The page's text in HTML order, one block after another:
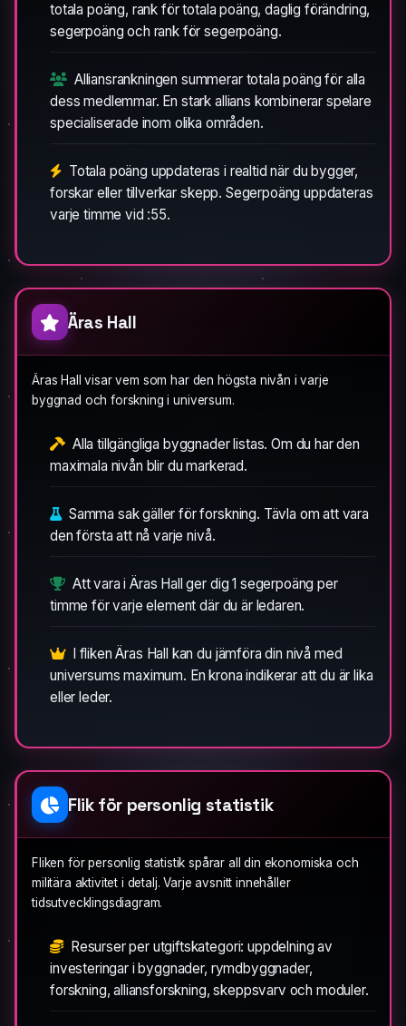
totala poäng, rank för totala poäng, daglig förändring,
segerpoäng och rank för segerpoäng.
Alliansrankningen summerar totala poäng för alla
dess medlemmar. En stark allians kombinerar spelare
specialiserade inom olika områden.
Totala poäng uppdateras i realtid när du bygger,
forskar eller tillverkar skepp. Segerpoäng uppdateras
varje timme vid :55.
Äras Hall
Äras Hall visar vem som har den högsta nivån i varje
byggnad och forskning i universum.
Alla tillgängliga byggnader listas. Om du har den
maximala nivån blir du markerad.
Samma sak gäller för forskning. Tävla om att vara
den första att nå varje nivå.
Att vara i Äras Hall ger dig 1 segerpoäng per
timme för varje element där du är ledaren.
I fliken Äras Hall kan du jämföra din nivå med
universums maximum. En krona indikerar att du är lika
eller leder.
Flik för personlig statistik
Fliken för personlig statistik spårar all din ekonomiska och
militära aktivitet i detalj. Varje avsnitt innehåller
tidsutvecklingsdiagram.
Resurser per utgiftskategori: uppdelning av
investeringar i byggnader, rymdbyggnader,
forskning, alliansforskning, skeppsvarv och moduler.